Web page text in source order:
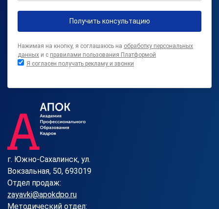
Получить консультацию
Нажимая на кнопку, я соглашаюсь на обработку персональных
данных и с правилами пользования Платформой
Я согласен получать рекламу и звонки
г. Южно-Сахалинск, ул.
Вокзальная, 50, 693019
Отдел продаж:
zayavki@apokdpo.ru
Методический отдел: